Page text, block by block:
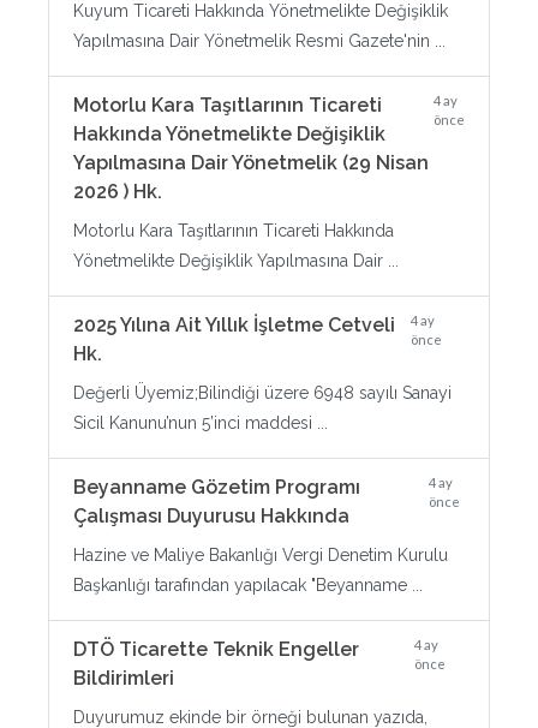
Kuyum Ticareti Hakkında Yönetmelikte Değişiklik
Yapılmasına Dair Yönetmelik Resmi Gazete'nin ...
Motorlu Kara Taşıtlarının Ticareti
Hakkında Yönetmelikte Değişiklik
Yapılmasına Dair Yönetmelik (29 Nisan
2026 ) Hk.
4 ay
önce
Motorlu Kara Taşıtlarının Ticareti Hakkında
Yönetmelikte Değişiklik Yapılmasına Dair ...
2025 Yılına Ait Yıllık İşletme Cetveli
Hk.
4 ay
önce
Değerli Üyemiz;Bilindiği üzere 6948 sayılı Sanayi
Sicil Kanunu’nun 5’inci maddesi ...
Beyanname Gözetim Programı
Çalışması Duyurusu Hakkında
4 ay
önce
Hazine ve Maliye Bakanlığı Vergi Denetim Kurulu
Başkanlığı tarafından yapılacak "Beyanname ...
DTÖ Ticarette Teknik Engeller
Bildirimleri
4 ay
önce
Duyurumuz ekinde bir örneği bulunan yazıda,